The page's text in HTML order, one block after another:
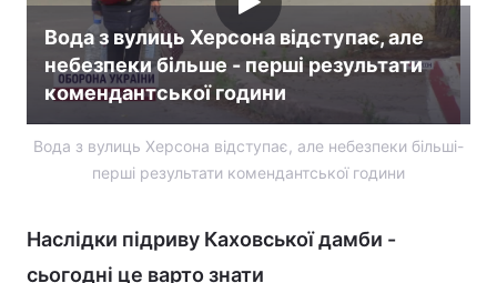
Вода з вулиць Херсона відступає, але
небезпеки більше - перші результати
комендантської години
Вода з вулиць Херсона відступає, але небезпеки більші-
перші результати комендантської години
Наслідки підриву Каховської дамби -
сьогодні це варто знати